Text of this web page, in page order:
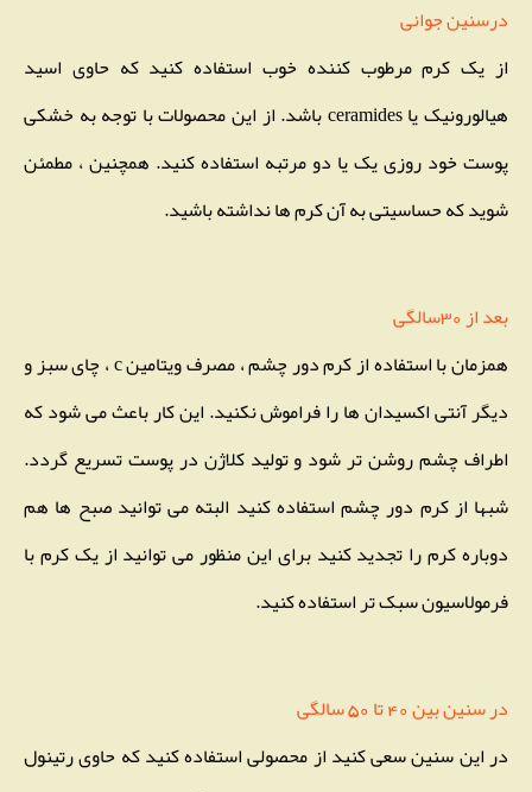
درسنین جوانی
از یک کرم مرطوب کننده خوب استفاده کنید که حاوی اسید
هیالورونیک یا ceramides باشد. از این محصولات با توجه به خشکی
پوست خود روزی یک یا دو مرتبه استفاده کنید. همچنین ، مطمئن
شوید که حساسیتی به آن کرم ها نداشته باشید.
بعد از 30سالگی
همزمان با استفاده از کرم دور چشم ، مصرف ویتامین c ، چای سبز و
دیگر آنتی اکسیدان ها را فراموش نکنید. این کار باعث می شود که
اطراف چشم روشن تر شود و تولید کلاژن در پوست تسریع گردد.
شبها از کرم دور چشم استفاده کنید البته می توانید صبح ها هم
دوباره کرم را تجدید کنید برای این منظور می توانید از یک کرم با
فرمولاسیون سبک تر استفاده کنید.
در سنین بین 40 تا 50 سالگی
در این سنین سعی کنید از محصولی استفاده کنید که حاوی رتینول